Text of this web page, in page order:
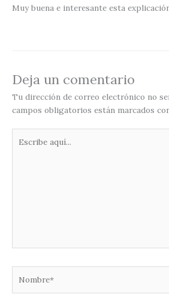
Muy buena e interesante esta
Deja un comentario
Tu dirección de correo electrónico no
campos obligatorios están marcados
aquí...